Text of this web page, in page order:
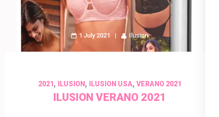
1 July 2021 Ilusion
2021, ILUSION, ILUSION USA, VERANO 2021
ILUSION VERANO 2021